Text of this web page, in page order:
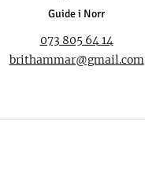
Guide i Norr
073 805 64 14
brithammar@gmail.com